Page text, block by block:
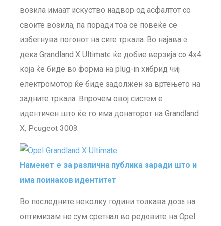
возила имаат искуство надвор од асфалтот со
своите возила, па поради тоа се повеќе се
избегнува погонот на сите тркала. Во најава е
дека Grandland X Ultimate ќе добие верзија со 4х4
која ќе биде во форма на plug-in хибрид чиј
електромотор ќе биде задолжен за вртењето на
задните тркала. Впрочем овој систем е
идентичен што ќе го има донаторот на Grandland
X, Peugeot 3008.
Наменет е за различна публика заради што и
има поинаков идентитет
Во последните неколку години толкава доза на
оптимизам не сум сретнал во редовите на Opel.